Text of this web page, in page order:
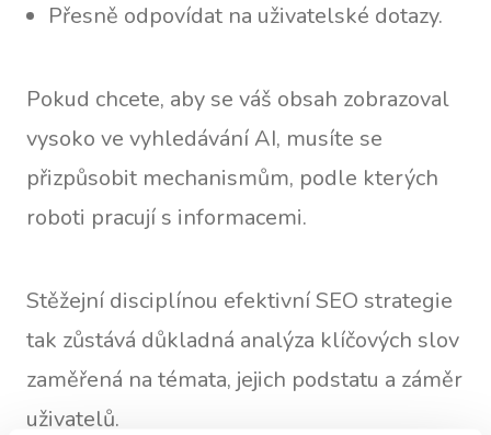
Přesně odpovídat na uživatelské dotazy.
Pokud chcete, aby se váš obsah zobrazoval
vysoko ve vyhledávání AI, musíte se
přizpůsobit mechanismům, podle kterých
roboti pracují s informacemi.
Stěžejní disciplínou efektivní SEO strategie
tak zůstává důkladná analýza klíčových slov
zaměřená na témata, jejich podstatu a záměr
uživatelů.